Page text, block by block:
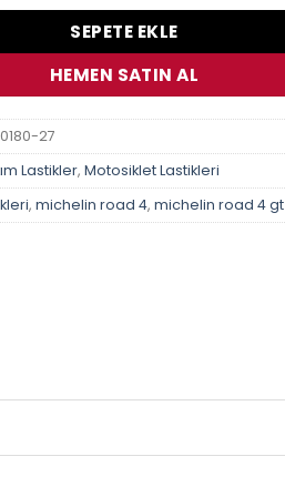
SEPETE EKLE
HEMEN SATIN AL
27
Lastikler, Motosiklet Lastikleri
, michelin road 4, michelin road 4 gt